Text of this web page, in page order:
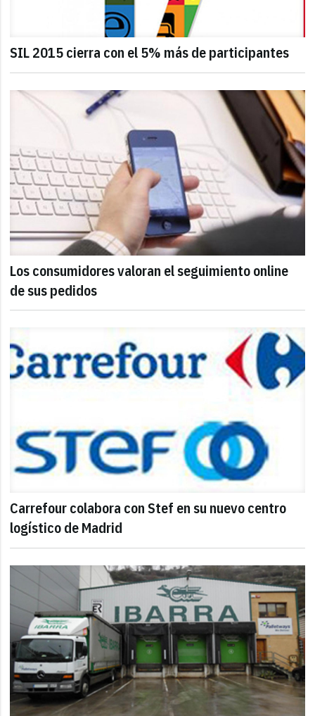
SIL 2015 cierra con el 5% más de participantes
Los consumidores valoran el seguimiento online
de sus pedidos
Carrefour colabora con Stef en su nuevo centro
logístico de Madrid